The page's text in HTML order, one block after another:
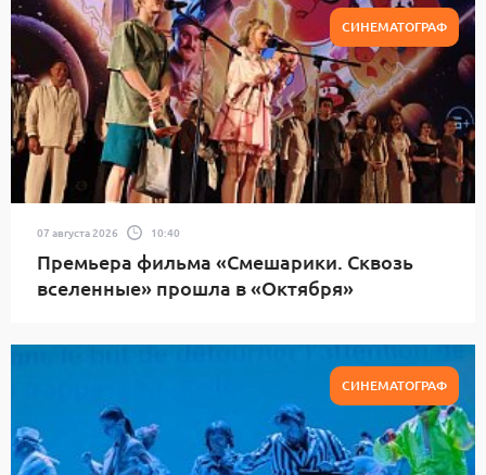
СИНЕМАТОГРАФ
07 августа 2026 10:40
Премьера фильма «Смешарики. Сквозь
вселенные» прошла в «Октября»
СИНЕМАТОГРАФ